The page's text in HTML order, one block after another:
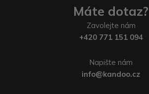
Máte dotaz?
Zavolejte nám
+420 771 151 094
Napište nám
info@kandoo.cz